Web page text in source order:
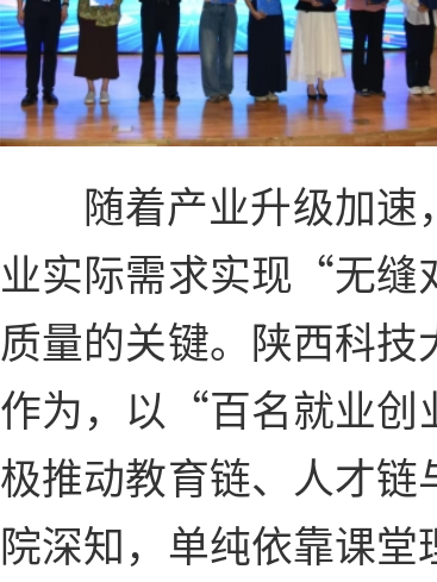
随着产业升级加
业实际需求实现“无
质量的关键。陕西科
作为，以“百名就业
极推动教育链、人才
院深知，单纯依靠课